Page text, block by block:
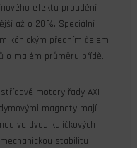
efektu proudění
až o 20%. Speciální
kónickým předním čelem
o malém průměru přídě.
motory řady AXI
magnety mají
ve dvou kuličkových
stabilitu